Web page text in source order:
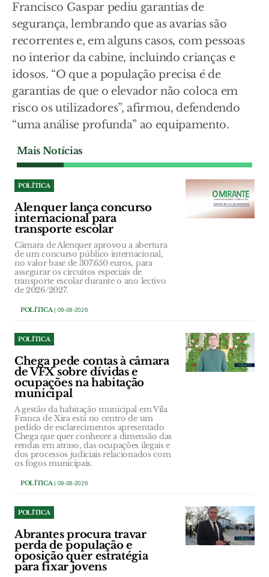
Francisco Gaspar pediu garantias de
segurança, lembrando que as avarias são
recorrentes e, em alguns casos, com pessoas
no interior da cabine, incluindo crianças e
idosos. “O que a população precisa é de
garantias de que o elevador não coloca em
risco os utilizadores”, afirmou, defendendo
“uma análise profunda” ao equipamento.
Mais Notícias
POLÍTICA
Alenquer lança concurso
internacional para
transporte escolar
Câmara de Alenquer aprovou a abertura
de um concurso público internacional,
no valor base de 307.650 euros, para
assegurar os circuitos especiais de
transporte escolar durante o ano lectivo
de 2026/2027.
POLÍTICA| 09-08-2026
POLÍTICA
Chega pede contas à câmara
de VFX sobre dívidas e
ocupações na habitação
municipal
A gestão da habitação municipal em Vila
Franca de Xira está no centro de um
pedido de esclarecimentos apresentado
Chega que quer conhecer a dimensão das
rendas em atraso, das ocupações ilegais e
dos processos judiciais relacionados com
os fogos municipais.
POLÍTICA| 09-08-2026
POLÍTICA
Abrantes procura travar
perda de população e
oposição quer estratégia
para fixar jovens